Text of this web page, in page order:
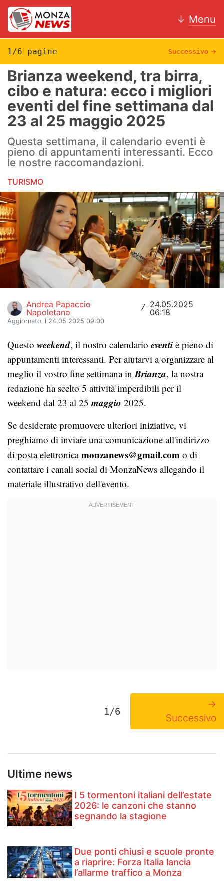
↓ Menu
News
AC Monza
Calcio
Motori
Hockey
Altri sport
Hockey
Pallanuoto
Pallamano
Altre
News
Turismo
Eventi
1/6 pagine Successivo →
Brianza weekend, tra birra,
cibo e natura: ecco i migliori
eventi del fine settimana dal
23 al 25 maggio 2025
Questa settimana, il calendario eventi è
pieno di appuntamenti interessanti. Ecco
le nostre raccomandazioni.
TURISMO
Andrea Papaccio
Napoletano
/
24.05.2025
06:18
Aggiornato il 24.05.2025 09:00
Questo weekend, il nostro calendario eventi è pieno di
appuntamenti interessanti. Per aiutarvi a organizzare al
meglio il vostro fine settimana in Brianza, la nostra
redazione ha scelto 5 attività imperdibili per il
weekend dal 23 al 25 maggio 2025.
Se desiderate promuovere ulteriori iniziative, vi
preghiamo di inviare una comunicazione all'indirizzo
di posta elettronicamonzanews@gmail.com o di
contattare i canali social di MonzaNews allegando il
materiale illustrativo dell'evento.
1/6
→
Successivo
Ultime news
I 5 tormentoni italiani dell’estate
2026: le canzoni che stanno
segnando la stagione
Due ponti chiusi e scuole pronte
a riaprire: Forza Italia lancia
l’allarme traffico a Monza